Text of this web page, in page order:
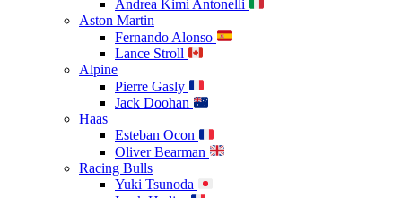
Andrea Kimi Antonelli
Aston Martin
Fernando Alonso
Lance Stroll
Alpine
Pierre Gasly
Jack Doohan
Haas
Esteban Ocon
Oliver Bearman
Racing Bulls
Yuki Tsunoda